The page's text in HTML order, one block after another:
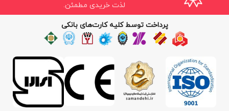
لذت خریدی مطمئن.
پرداخت توسط کلیه کارت‌های بانکی